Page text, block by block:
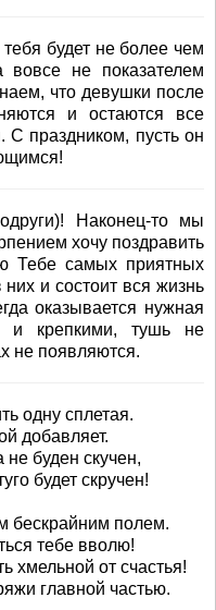
будет не более чем
не показателем
что девушки после
и остаются все
праздником, пусть он
Наконец-то мы
хочу поздравить
Тебе самых приятных
и состоит вся жизнь
оказывается нужная
и крепкими, тушь не
не появляются.
одну сплетая.
добавляет.
не буден скучен,
будет скручен!
бескрайним полем.
тебе вволю!
хмельной от счастья!
главной частью.